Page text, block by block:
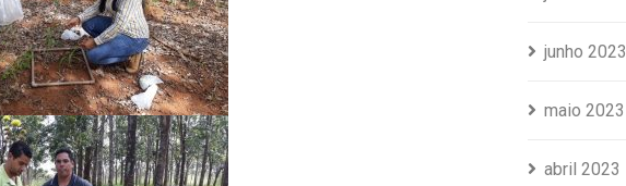
junho 2023
maio 2023
abril 2023